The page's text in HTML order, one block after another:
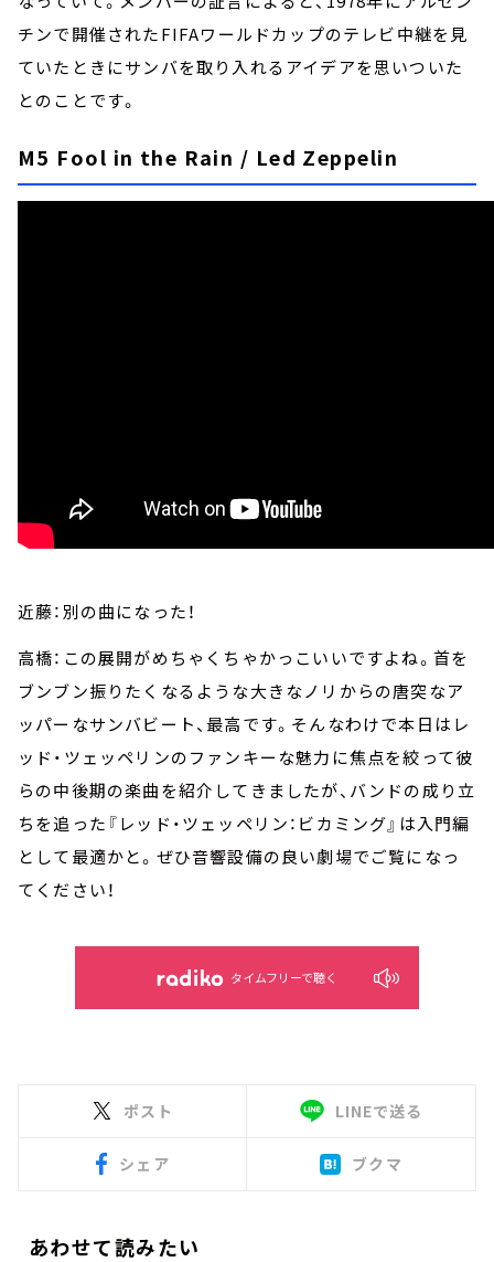
チンで開催されたFIFAワールドカップのテレビ中継を見
ていたときにサンバを取り入れるアイデアを思いついた
とのことです。
M5 Fool in the Rain / Led Zeppelin
近藤：別の曲になった！
高橋：この展開がめちゃくちゃかっこいいですよね。首を
ブンブン振りたくなるような大きなノリからの唐突なア
ッパーなサンバビート、最高です。そんなわけで本日はレ
ッド・ツェッペリンのファンキーな魅力に焦点を絞って彼
らの中後期の楽曲を紹介してきましたが、バンドの成り立
ちを追った『レッド・ツェッペリン：ビカミング』は入門編
として最適かと。ぜひ音響設備の良い劇場でご覧になっ
てください！
タイムフリーで聴く
ポスト LINEで送る
シェア ブクマ
あわせて読みたい